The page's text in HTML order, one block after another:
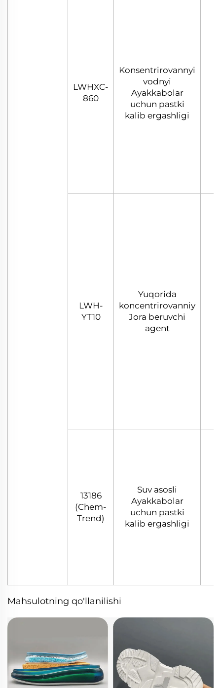
LWHXC-
860
Konsentrirovannyi
vodnyi
Ayakkabolar
uchun pastki
kalib ergashligi
LWH-
YT10
Yuqorida
koncentrirovanniy
Jora beruvchi
agent
13186
(Chem-
Trend)
Suv asosli
Ayakkabolar
uchun pastki
kalib ergashligi
Mahsulotning qo'llanilishi